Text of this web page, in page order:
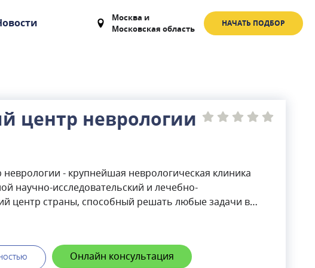
Москва и
Московская область
НАЧАТЬ ПОДБОР
центр неврологии
- крупнейшая неврологическая клиника
научно-исследовательский и лечебно-
центр страны, способный решать любые задачи в
(ОМС), в соответствии с госзаданием по
помощи, на коммерческой основе (за
Онлайн консультация